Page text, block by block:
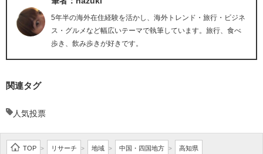
5年半の海外在住経験を活かし、海外トレンド・旅行・ビジネ
ス・グルメなど幅広いテーマで執筆しています。旅行、食べ
歩き、飲み歩きが好きです。
関連タグ
人気投票
TOP > リサーチ > 地域 > 中国・四国地方 > 高知県